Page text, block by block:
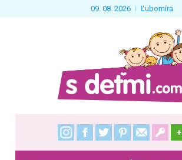
09. 08. 2026 Ľubomíra
+